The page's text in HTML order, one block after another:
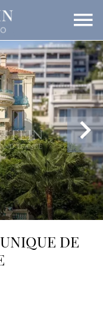
DE